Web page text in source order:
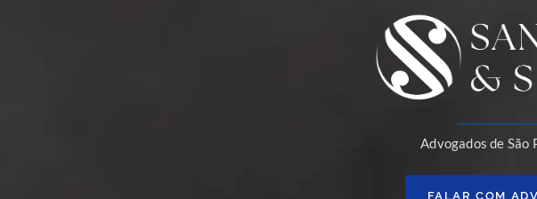
Advogados de São
FALAR COM